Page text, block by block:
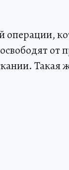
операции,